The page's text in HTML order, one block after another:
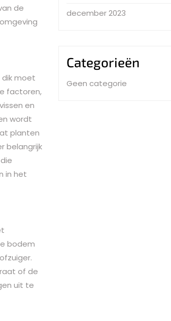
de
dik moet
factoren,
en
wordt
planten
belangrijk
in het
bodem
of de
uit te
december 2023
Categorieën
Geen categorie